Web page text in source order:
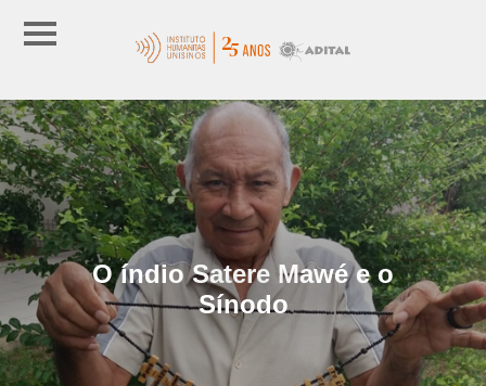
O índio Satere Mawé e o
Sínodo